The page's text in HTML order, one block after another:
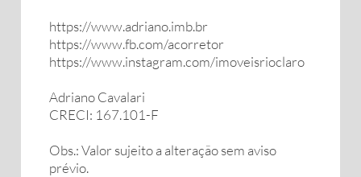
https://www.adriano.imb.br
https://www.fb.com/acorretor
https://www.instagram.com/imoveisrioclaro
Adriano Cavalari
CRECI: 167.101-F
Obs.: Valor sujeito a alteração sem aviso
prévio.